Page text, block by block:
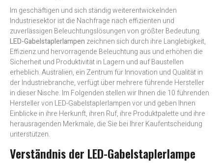
Im geschäftigen und sich ständig weiterentwickelnden
Industriesektor ist die Nachfrage nach effizienten und
zuverlässigen Beleuchtungslösungen von größter Bedeutung.
LED-Gabelstaplerlampen zeichnen sich durch ihre Langlebigkeit,
Effizienz und hervorragende Beleuchtung aus und erhöhen die
Sicherheit und Produktivität in Lagern und auf Baustellen
erheblich. Australien, ein Zentrum für Innovation und Qualität in
der Industriebranche, verfügt über mehrere führende Hersteller
in dieser Nische. Im Folgenden stellen wir Ihnen die 10 führenden
Hersteller von LED-Gabelstaplerlampen vor und geben Ihnen
Einblicke in ihre Herkunft, ihren Ruf, ihre Produktpalette und ihre
herausragenden Merkmale, die Sie bei Ihrer Kaufentscheidung
unterstützen.
Verständnis der LED-Gabelstaplerlampe